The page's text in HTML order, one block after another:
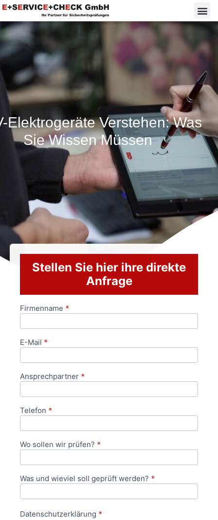
Elektrogeräte Verstehen: Was
Sie Wissen Müssen
Stellen Sie hier ihre direkte
Anfrage
Anfrageformular
Firmenname *
E-Mail *
Ansprechpartner *
Telefon *
Wo sollen wir prüfen? *
Was und wieviel soll geprüft werden? *
Datenschutzerklärung *